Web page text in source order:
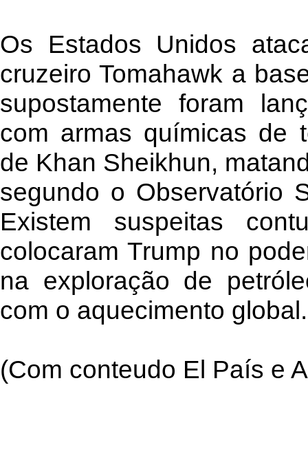
Os Estados Unidos
cruzeiro Tomahawk a
supostamente foram
com armas químicas de
de Khan Sheikhun,
segundo o Observatório
Existem suspeitas
colocaram Trump no
na exploração de
com o aquecimento global.
(Com conteudo El País e